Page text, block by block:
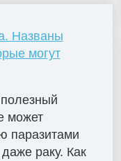
Названы
могут
может
паразитами
раку. Как